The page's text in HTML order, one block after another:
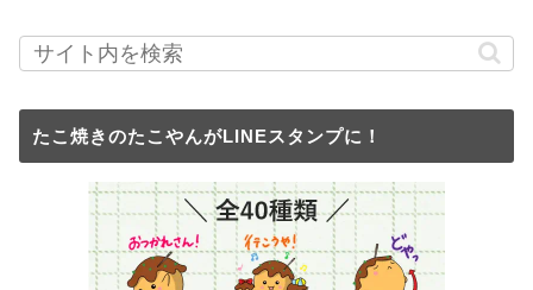
たこ焼きのたこやんがLINEスタンプに！